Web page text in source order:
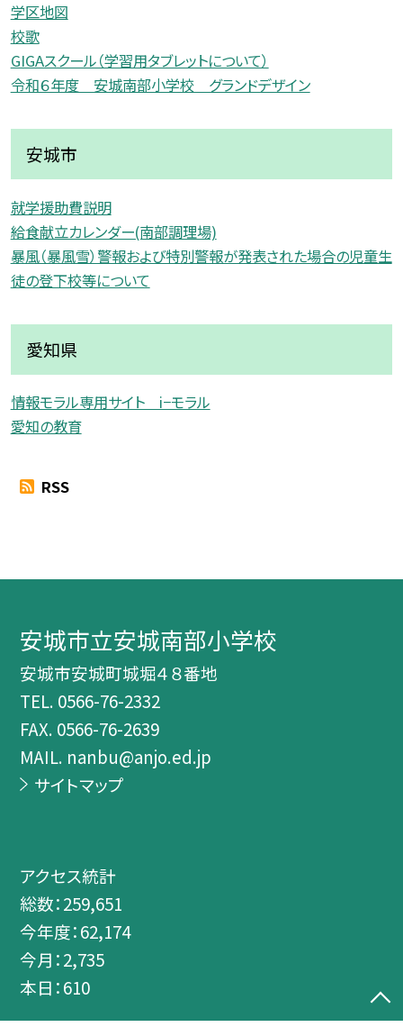
学区地図
校歌
GIGAスクール（学習用タブレットについて）
令和６年度 安城南部小学校 グランドデザイン
安城市
就学援助費説明
給食献立カレンダー(南部調理場)
暴風（暴風雪）警報および特別警報が発表された場合の児童生
徒の登下校等について
愛知県
情報モラル専用サイト i−モラル
愛知の教育
RSS
安城市立安城南部小学校
安城市安城町城堀４８番地
TEL. 0566-76-2332
FAX. 0566-76-2639
MAIL. nanbu@anjo.ed.jp
サイトマップ
アクセス統計
総数：259,651
今年度：62,174
今月：2,735
本日：610